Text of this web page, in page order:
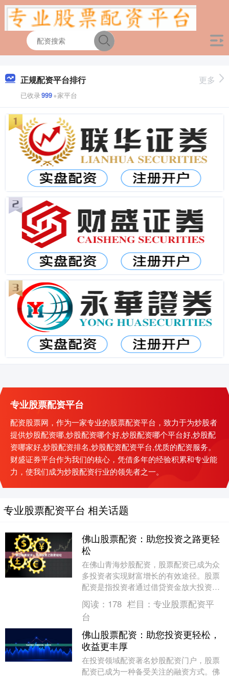
正规配资平台排行
已收录999+家平台
更多
专业股票配资平台
配资股票网，作为一家专业的股票配资平台，致力于为炒股者
提供炒股配资哪,炒股配资哪个好,炒股配资哪个平台好,炒股配
资哪家好,炒股配资排名,炒股配资配资平台,优质的配资服务。
财盛证券平台作为我们的核心，凭借多年的经验积累和专业能
力，使我们成为炒股配资行业的领先者之一。
专业股票配资平台 相关话题
佛山股票配资：助您投资之路更轻
松
在佛山青海炒股配资，股票配资已成为众
多投资者实现财富增长的有效途径。股票
配资是指投资者通过借贷资金放大投资本
金，从而提高投资收益率的一种方式。 佛
山股票配资平台....
阅读： 178 栏目： 专业股票配资平
台
佛山股票配资：助您投资更轻松，
收益更丰厚
在投资领域配资著名炒股配资门户，股票
配资已成为一种备受关注的融资方式。佛